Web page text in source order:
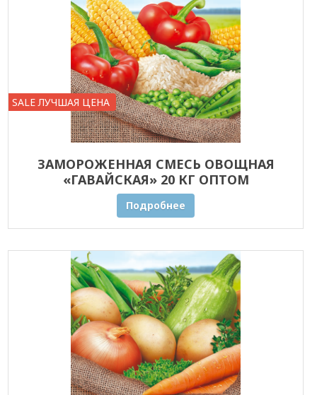
SALE ЛУЧШАЯ ЦЕНА
ЗАМОРОЖЕННАЯ СМЕСЬ ОВОЩНАЯ
«ГАВАЙСКАЯ» 20 КГ ОПТОМ
Подробнее